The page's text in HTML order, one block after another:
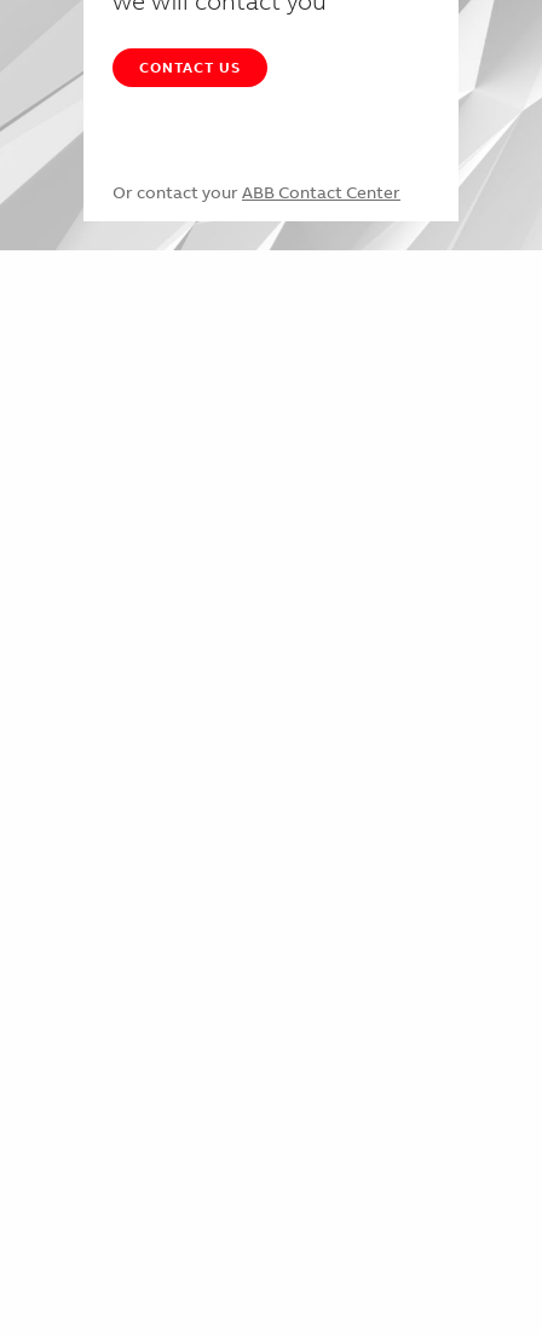
CONTACT US
Or contact your ABB Contact Center